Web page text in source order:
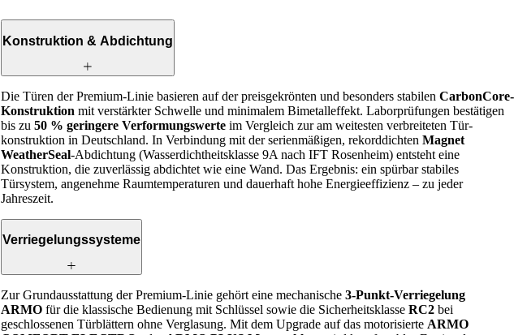
Konstruktion & Abdichtung
Die Türen der Premium-Linie basieren auf der preisgekrönten und besonders stabilen CarbonCore-
Konstruktion mit verstärkter Schwelle und minimalem Bimetalleffekt. Laborprüfungen bestätigen
bis zu 50 % geringere Verformungswerte im Vergleich zur am weitesten verbreiteten Tür­
konstruktion in Deutschland. In Verbindung mit der serienmäßigen, rekorddichten Magnet
WeatherSeal-Abdichtung (Wasserdichtheitsklasse 9A nach IFT Rosenheim) entsteht eine
Konstruktion, die zuverlässig abdichtet wie eine Wand. Das Ergebnis: ein spürbar stabiles
Türsystem, angenehme Raumtemperaturen und dauerhaft hohe Energieeffizienz – zu jeder
Jahreszeit.
Verriegelungssysteme
Zur Grundausstattung der Premium-Linie gehört eine mechanische 3-Punkt-Verriegelung
ARMO für die klassische Bedienung mit Schlüssel sowie die Sicherheitsklasse RC2 bei
geschlossenen Türblättern ohne Verglasung. Mit dem Upgrade auf das motorisierte ARMO